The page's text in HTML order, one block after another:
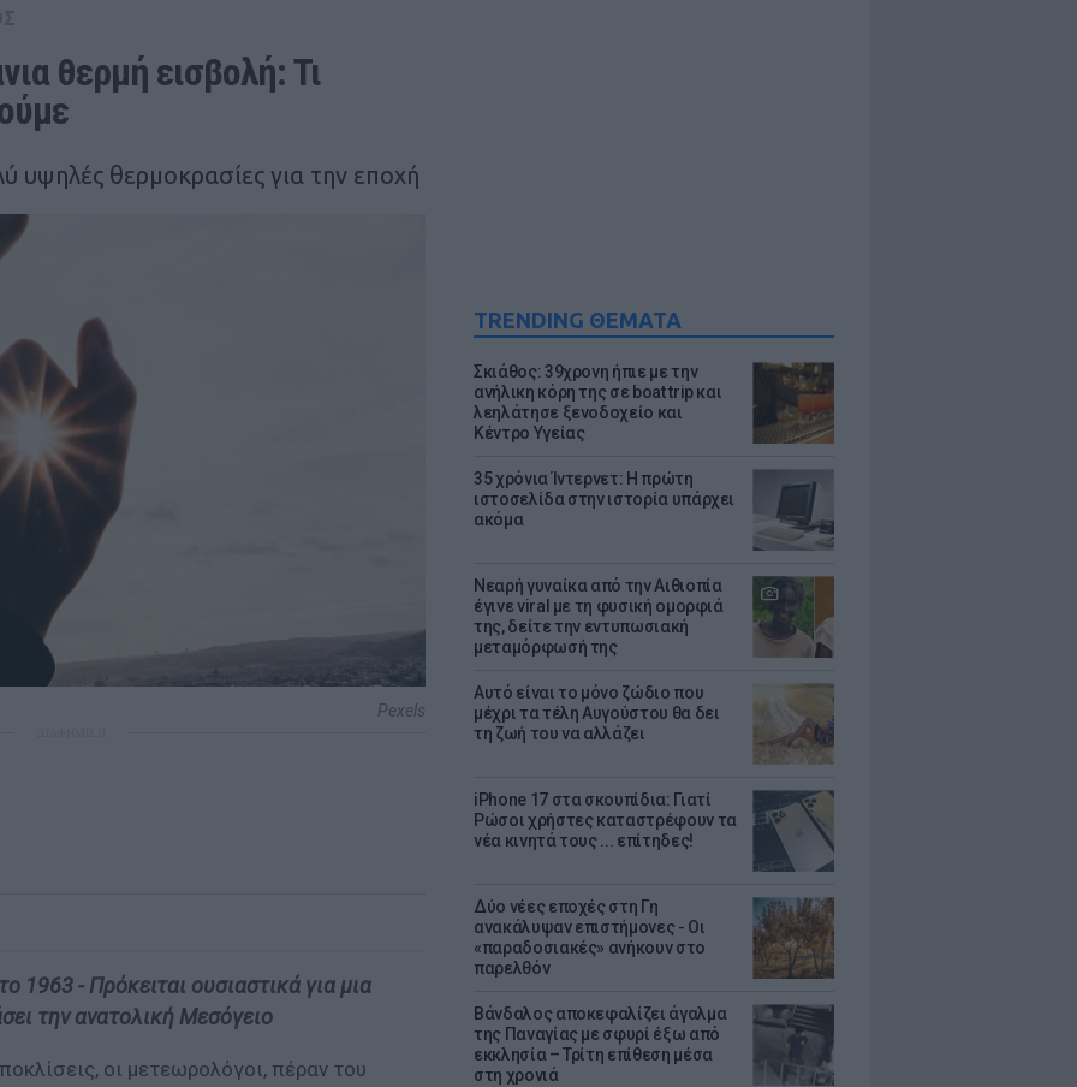
TRENDING ΘΕΜΑΤΑ
Σκιάθος: 39χρονη ήπιε με την
ανήλικη κόρη της σε boat trip και
λεηλάτησε ξενοδοχείο και
Κέντρο Υγείας
35 χρόνια Ίντερνετ: Η πρώτη
ιστοσελίδα στην ιστορία υπάρχει
ακόμα
Νεαρή γυναίκα από την Αιθιοπία
έγινε viral με τη φυσική ομορφιά
της, δείτε την εντυπωσιακή
μεταμόρφωσή της
Αυτό είναι το μόνο ζώδιο που
μέχρι τα τέλη Αυγούστου θα δει
τη ζωή του να αλλάζει
iPhone 17 στα σκουπίδια: Γιατί
Ρώσοι χρήστες καταστρέφουν τα
νέα κινητά τους ... επίτηδες!
Δύο νέες εποχές στη Γη
ανακάλυψαν επιστήμονες - Oι
«παραδοσιακές» ανήκουν στο
παρελθόν
Βάνδαλος αποκεφαλίζει άγαλμα
της Παναγίας με σφυρί έξω από
εκκλησία – Τρίτη επίθεση μέσα
στη χρονιά
θερμή εισβολή: Τι
υψηλές θερμοκρασίες για την εποχή
Pexels
1963 - Πρόκειται ουσιαστικά για μια
την ανατολική Μεσόγειο
οι μετεωρολόγοι, πέραν του